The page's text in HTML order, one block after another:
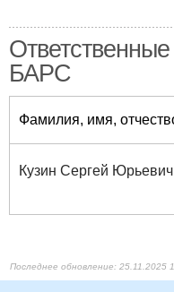
БАРС
Фамилия, имя,
Кузин Сергей Юрьевич
25.11.2025